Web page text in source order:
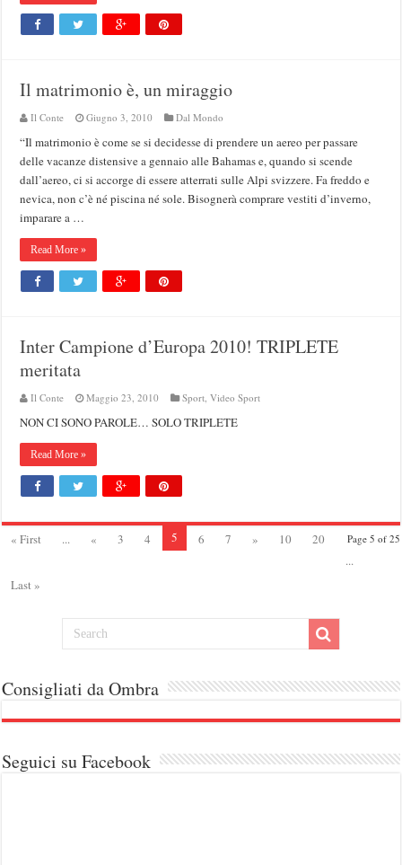
Il matrimonio è, un miraggio
Il Conte Giugno 3, 2010 Dal Mondo
“Il matrimonio è come se si decidesse di prendere un aereo per passare
delle vacanze distensive a gennaio alle Bahamas e, quando si scende
dall’aereo, ci si accorge di essere atterrati sulle Alpi svizzere. Fa freddo e
nevica, non c’è né piscina né sole. Bisognerà comprare vestiti d’inverno,
imparare a …
Read More »
Inter Campione d’Europa 2010! TRIPLETE
meritata
Il Conte Maggio 23, 2010 Sport,Video Sport
NON CI SONO PAROLE… SOLO TRIPLETE
Read More »
Page 5 of 25
« First ... « 3 4 5 6 7 » 10
20
...
Last »
Consigliati da Ombra
Seguici su Facebook